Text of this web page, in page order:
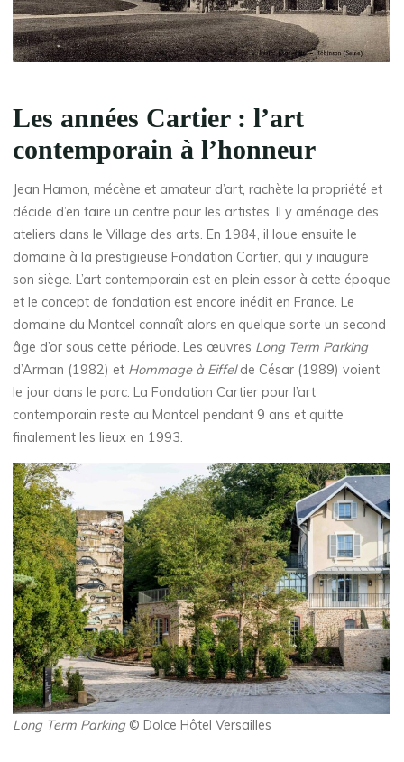
Les années Cartier : l’art
contemporain à l’honneur
Jean Hamon, mécène et amateur d’art, rachète la propriété et
décide d’en faire un centre pour les artistes. Il y aménage des
ateliers dans le Village des arts. En 1984, il loue ensuite le
domaine à la prestigieuse Fondation Cartier, qui y inaugure
son siège. L’art contemporain est en plein essor à cette époque
et le concept de fondation est encore inédit en France. Le
domaine du Montcel connaît alors en quelque sorte un second
âge d’or sous cette période. Les œuvres Long Term Parking
d’Arman (1982) et Hommage à Eiffelde César (1989) voient
le jour dans le parc. La Fondation Cartier pour l’art
contemporain reste au Montcel pendant 9 ans et quitte
finalement les lieux en 1993.
Long Term Parking© Dolce Hôtel Versailles